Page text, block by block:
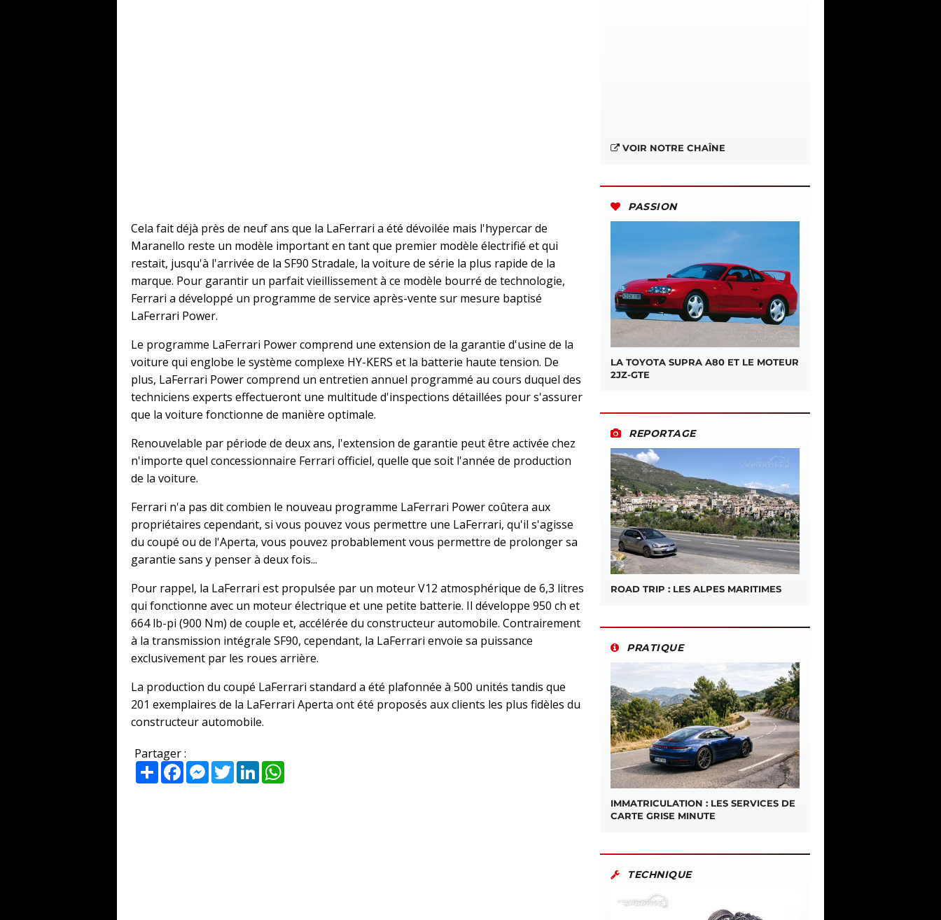
Cela fait déjà près de neuf ans que la LaFerrari a été dévoilée mais l'hypercar de
Maranello reste un modèle important en tant que premier modèle électrifié et qui
restait, jusqu'à l'arrivée de la SF90 Stradale, la voiture de série la plus rapide de la
marque. Pour garantir un parfait vieillissement à ce modèle bourré de technologie,
Ferrari a développé un programme de service après-vente sur mesure baptisé
LaFerrari Power.
Le programme LaFerrari Power comprend une extension de la garantie d'usine de la
voiture qui englobe le système complexe HY-KERS et la batterie haute tension. De
plus, LaFerrari Power comprend un entretien annuel programmé au cours duquel des
techniciens experts effectueront une multitude d'inspections détaillées pour s'assurer
que la voiture fonctionne de manière optimale.
Renouvelable par période de deux ans, l'extension de garantie peut être activée chez
n'importe quel concessionnaire Ferrari officiel, quelle que soit l'année de production
de la voiture.
Ferrari n'a pas dit combien le nouveau programme LaFerrari Power coûtera aux
propriétaires cependant, si vous pouvez vous permettre une LaFerrari, qu'il s'agisse
du coupé ou de l'Aperta, vous pouvez probablement vous permettre de prolonger sa
garantie sans y penser à deux fois...
Pour rappel, la LaFerrari est propulsée par un moteur V12 atmosphérique de 6,3 litres
qui fonctionne avec un moteur électrique et une petite batterie. Il développe 950 ch et
664 lb-pi (900 Nm) de couple et, accélérée du constructeur automobile. Contrairement
à la transmission intégrale SF90, cependant, la LaFerrari envoie sa puissance
exclusivement par les roues arrière.
La production du coupé LaFerrari standard a été plafonnée à 500 unités tandis que
201 exemplaires de la LaFerrari Aperta ont été proposés aux clients les plus fidèles du
constructeur automobile.
Partager :
PartagerFacebookMessenger
TwitterLinkedIn
VOIR NOTRE CHAÎNE
PASSION
LA TOYOTA SUPRA A80 ET LE MOTEUR
2JZ-GTE
REPORTAGE
ROAD TRIP : LES ALPES MARITIMES
PRATIQUE
IMMATRICULATION : LES SERVICES DE
CARTE GRISE MINUTE
TECHNIQUE